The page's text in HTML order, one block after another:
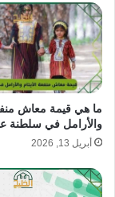
ما هي قيمة معاش
والأرامل في سلطنة عمان
أبريل 13, 2026